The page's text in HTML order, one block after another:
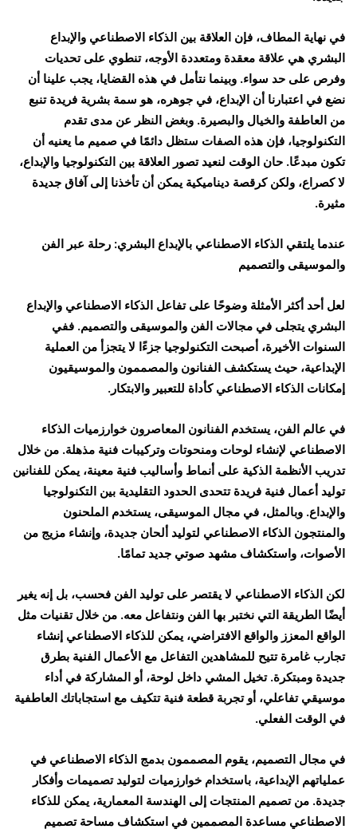
في نهاية المطاف، فإن العلاقة بين الذكاء الاصطناعي والإبداع
البشري هي علاقة معقدة ومتعددة الأوجه، تنطوي على تحديات
وفرص على حد سواء. وبينما نتأمل في هذه القضايا، يجب علينا أن
نضع في اعتبارنا أن الإبداع، في جوهره، هو سمة بشرية فريدة تنبع
من العاطفة والخيال والبصيرة. وبغض النظر عن مدى تقدم
التكنولوجيا، فإن هذه الصفات ستظل دائمًا في صميم ما يعنيه أن
تكون مبدعًا. حان الوقت لنعيد تصور العلاقة بين التكنولوجيا والإبداع،
لا كصراع، ولكن كرقصة ديناميكية يمكن أن تأخذنا إلى آفاق جديدة
مثيرة.
عندما يلتقي الذكاء الاصطناعي بالإبداع البشري: رحلة عبر الفن
والموسيقى والتصميم
لعل أحد أكثر الأمثلة وضوحًا على تفاعل الذكاء الاصطناعي والإبداع
البشري يتجلى في مجالات الفن والموسيقى والتصميم. ففي
السنوات الأخيرة، أصبحت التكنولوجيا جزءًا لا يتجزأ من العملية
الإبداعية، حيث يستكشف الفنانون والمصممون والموسيقيون
إمكانات الذكاء الاصطناعي كأداة للتعبير والابتكار.
في عالم الفن، يستخدم الفنانون المعاصرون خوارزميات الذكاء
الاصطناعي لإنشاء لوحات ومنحوتات وتركيبات فنية مذهلة. من خلال
تدريب الأنظمة الذكية على أنماط وأساليب فنية معينة، يمكن للفنانين
توليد أعمال فنية فريدة تتحدى الحدود التقليدية بين التكنولوجيا
والإبداع. وبالمثل، في مجال الموسيقى، يستخدم الملحنون
والمنتجون الذكاء الاصطناعي لتوليد ألحان جديدة، وإنشاء مزيج من
الأصوات، واستكشاف مشهد صوتي جديد تمامًا.
لكن الذكاء الاصطناعي لا يقتصر على توليد الفن فحسب، بل إنه يغير
أيضًا الطريقة التي نختبر بها الفن ونتفاعل معه. من خلال تقنيات مثل
الواقع المعزز والواقع الافتراضي، يمكن للذكاء الاصطناعي إنشاء
تجارب غامرة تتيح للمشاهدين التفاعل مع الأعمال الفنية بطرق
جديدة ومبتكرة. تخيل المشي داخل لوحة، أو المشاركة في أداء
موسيقي تفاعلي، أو تجربة قطعة فنية تتكيف مع استجاباتك العاطفية
في الوقت الفعلي.
في مجال التصميم، يقوم المصممون بدمج الذكاء الاصطناعي في
عملياتهم الإبداعية، باستخدام خوارزميات لتوليد تصميمات وأفكار
جديدة. من تصميم المنتجات إلى الهندسة المعمارية، يمكن للذكاء
الاصطناعي مساعدة المصممين في استكشاف مساحة تصميم